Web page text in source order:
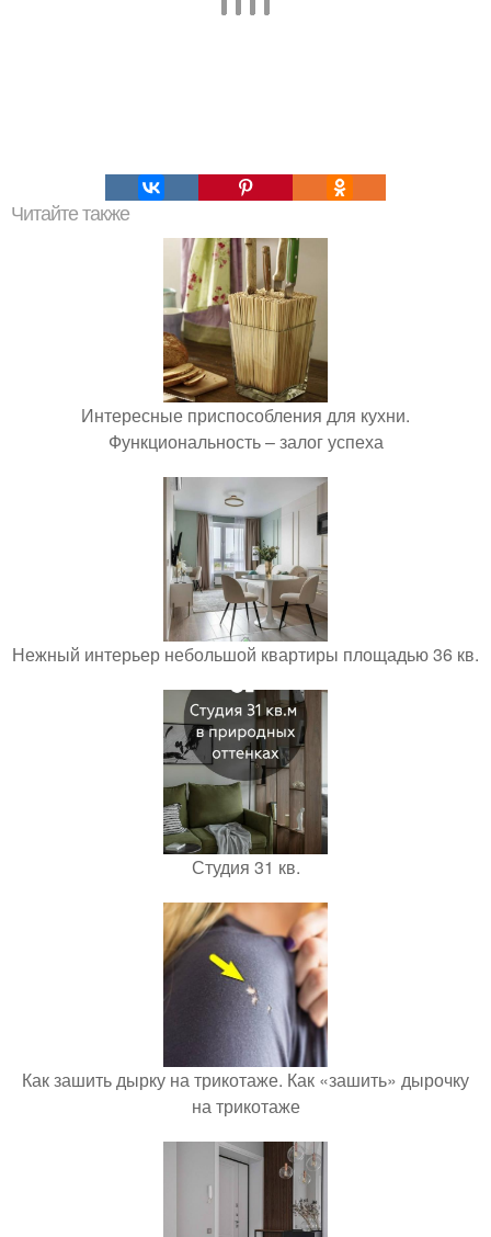
Читайте также
Интересные приспособления для кухни.
Функциональность – залог успеха
Нежный интерьер небольшой квартиры площадью 36 кв.
Студия 31 кв.
Как зашить дырку на трикотаже. Как «зашить» дырочку
на трикотаже